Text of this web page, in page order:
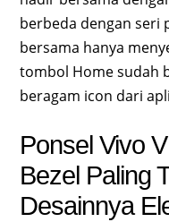
berbeda dengan seri
bersama hanya
tombol Home sudah
beragam icon dari
Ponsel Vivo
Bezel Paling
Desainnya